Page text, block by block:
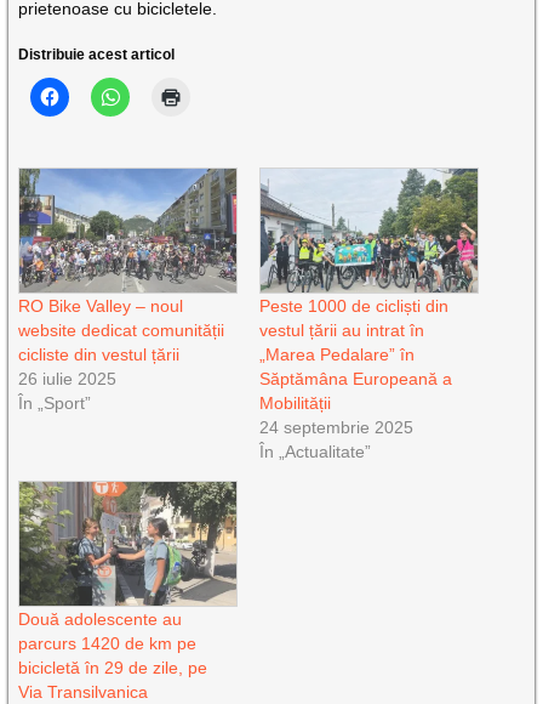
prietenoase cu bicicletele.
Distribuie acest articol
RO Bike Valley – noul
website dedicat comunității
cicliste din vestul țării
26 iulie 2025
În „Sport”
Peste 1000 de cicliști din
vestul țării au intrat în
„Marea Pedalare” în
Săptămâna Europeană a
Mobilității
24 septembrie 2025
În „Actualitate”
Două adolescente au
parcurs 1420 de km pe
bicicletă în 29 de zile, pe
Via Transilvanica